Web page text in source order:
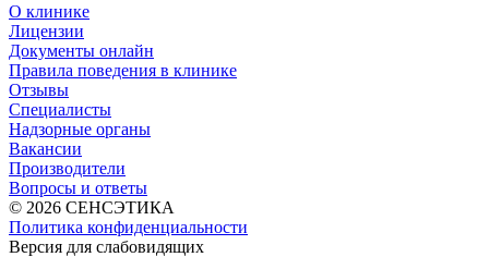
О клинике
Лицензии
Документы онлайн
Правила поведения в клинике
Отзывы
Специалисты
Надзорные органы
Вакансии
Производители
Вопросы и ответы
© 2026 СЕНСЭТИКА
Политика конфиденциальности
Версия для слабовидящих